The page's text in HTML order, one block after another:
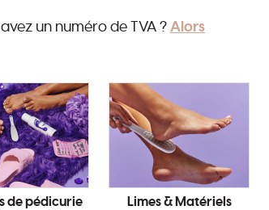
un numéro de TVA ? Alors
de pédicurie
Limes & Matériels